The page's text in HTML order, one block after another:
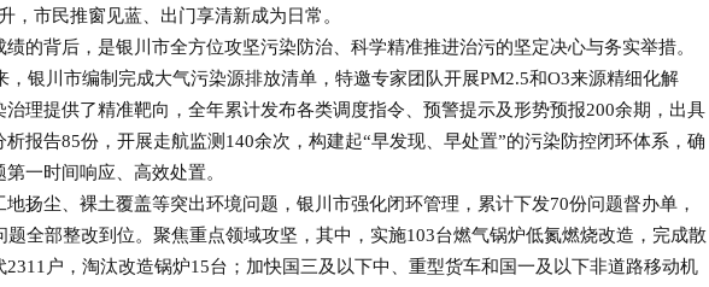
，市民推窗见蓝、出门享清新成为日常。
背后，是银川市全方位攻坚污染防治、科学精准推进治污的坚定决心与务实举措。
，银川市编制完成大气污染源排放清单，特邀专家团队开展PM2.5和O3来源精细化解
治理提供了精准靶向，全年累计发布各类调度指令、预警提示及形势预报200余期，出具
析报告85份，开展走航监测140余次，构建起“早发现、早处置”的污染防控闭环体系，确
一时间响应、高效处置。
尘、裸土覆盖等突出环境问题，银川市强化闭环管理，累计下发70份问题督办单，
题全部整改到位。聚焦重点领域攻坚，其中，实施103台燃气锅炉低氮燃烧改造，完成散
2311户，淘汰改造锅炉15台；加快国三及以下中、重型货车和国一及以下非道路移动机